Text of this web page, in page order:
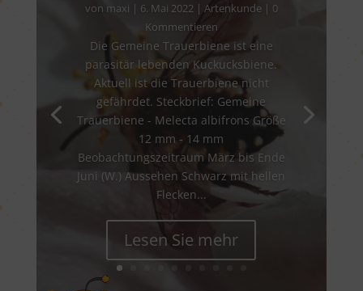
von maxi | 6. Mai 2022| Artenkunde| 0
Kommentieren
Die Gemeine Trauerbiene ist eine
parasitär lebenden Kuckucksbiene.
Aktuell ist die Trauerbiene nicht
gefährdet. Steckbrief: Gemeine
Trauerbiene - Melecta albifrons Größe
12 mm - 14 mm
Beobachtungszeitraum März bis Ende
Juni (W.) Aussehen Schwarz mit hellen
Flecken...
Lesen Sie mehr